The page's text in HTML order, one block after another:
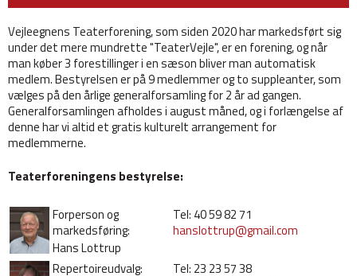
Vejleegnens Teaterforening, som siden 2020 har markedsført sig
under det mere mundrette "TeaterVejle", er en forening, og når
man køber 3 forestillinger i en sæson bliver man automatisk
medlem. Bestyrelsen er på 9 medlemmer og to suppleanter, som
vælges på den årlige generalforsamling for 2 år ad gangen.
Generalforsamlingen afholdes i august måned, og i forlængelse af
denne har vi altid et gratis kulturelt arrangement for
medlemmerne.
Teaterforeningens bestyrelse:
Forperson og
markedsføring:
Hans Lottrup
Tel: 40 59 82 71
hanslottrup@gmail.com
Repertoireudvalg:
Tel: 23 23 57 38